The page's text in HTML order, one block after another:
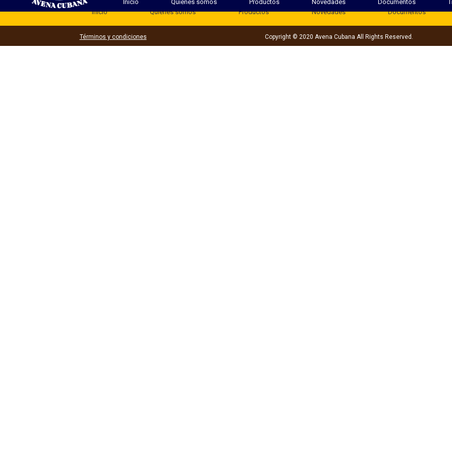
Inicio Quienes somos Productos Novedades Documentos
Inicio
Quienes somos Productos Novedades Documentos
Términos y condiciones Copyright © 2020 Avena Cubana All Rights Reserved.